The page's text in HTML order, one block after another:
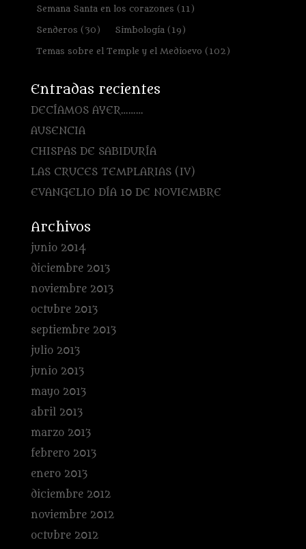
Semana Santa en los corazones (11)
Senderos (30) Simbología (19)
Temas sobre el Temple y el Medioevo (102)
Entradas recientes
DECÍAMOS AYER………
AUSENCIA
CHISPAS DE SABIDURÍA
LAS CRUCES TEMPLARIAS (IV)
EVANGELIO DÍA 10 DE NOVIEMBRE
Archivos
junio 2014
diciembre 2013
noviembre 2013
octubre 2013
septiembre 2013
julio 2013
junio 2013
mayo 2013
abril 2013
marzo 2013
febrero 2013
enero 2013
diciembre 2012
noviembre 2012
octubre 2012